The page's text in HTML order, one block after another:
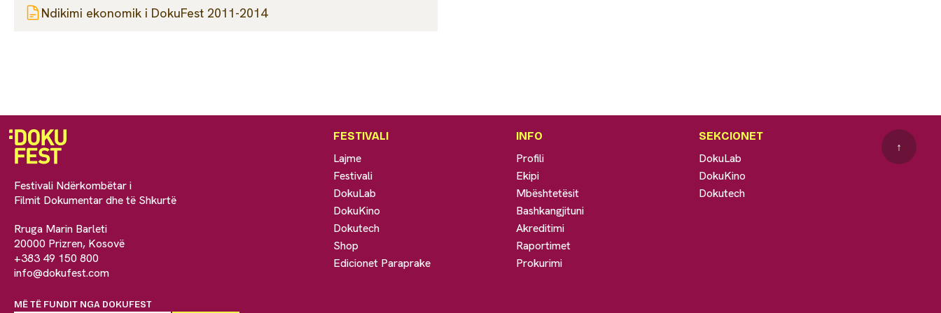
Ndikimi ekonomik i DokuFest 2011-2014
Festivali Ndërkombëtar i
Filmit Dokumentar dhe të Shkurtë
Rruga Marin Barleti
20000 Prizren, Kosovë
+383 49 150 800
info@dokufest.com
MË TË FUNDIT NGA DOKUFEST
FESTIVALI
Lajme
Festivali
DokuLab
DokuKino
Dokutech
Shop
Edicionet Paraprake
INFO
Profili
Ekipi
Mbështetësit
Bashkangjituni
Akreditimi
Raportimet
Prokurimi
SEKCIONET
DokuLab
DokuKino
Dokutech
↑